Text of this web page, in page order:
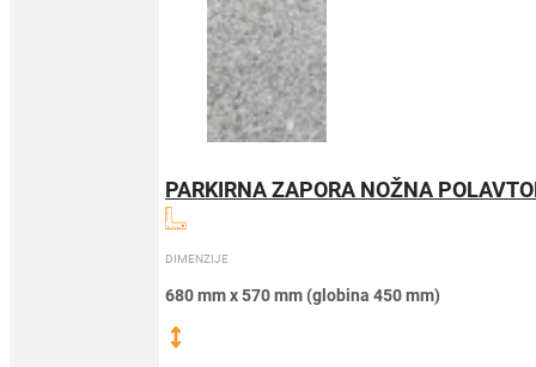
PARKIRNA ZAPORA NOŽNA
DIMENZIJE
680 mm x 570 mm (globina 450 mm)